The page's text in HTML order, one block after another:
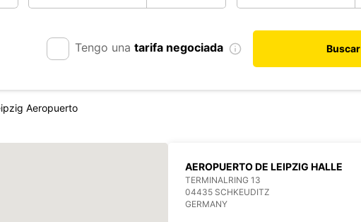
Tengo una tarifa negociada Buscar
Aeropuerto
AEROPUERTO DE LEIPZIG HALLE
TERMINALRING 13
04435 SCHKEUDITZ
GERMANY